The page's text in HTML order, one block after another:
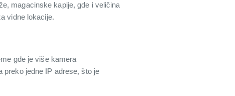
magacinske kapije, gde i veličina
vidne lokacije.
gde je više kamera
preko jedne IP adrese, što je